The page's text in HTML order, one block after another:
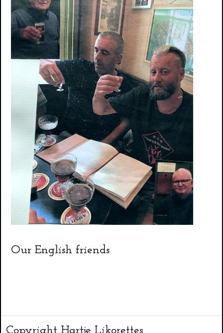
Our English friends
Copyright Hartje Likorettes